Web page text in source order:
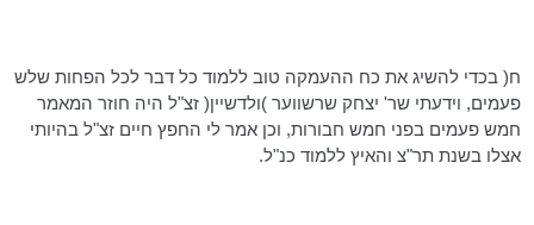
ח( בכדי להשיג את כח ההעמקה טוב ללמוד כל דבר לכל הפחות שלש
פעמים, וידעתי שר' יצחקשרשווער )ולדשיין( זצ"ל היה חוזר המאמר
חמש פעמים בפני חמש חבורות, וכן אמר לי החפץ חיים זצ"ל בהיותי
אצלו בשנת תר"צ והאיץ ללמוד כנ"ל.